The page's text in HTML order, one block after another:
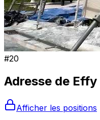
#20
Adresse de Effy
Afficher les positions